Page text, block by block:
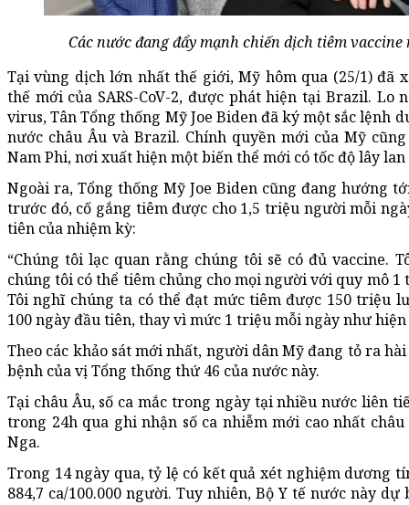
Các nước đang đẩy mạnh chiến dịch tiêm
Tại vùng dịch lớn nhất thế giới, Mỹ hôm qua (25/1) đã
thế mới của SARS-CoV-2, được phát hiện tại Brazil.
virus, Tân Tổng thống Mỹ Joe Biden đã ký một sắc lệnh
nước châu Âu và Brazil. Chính quyền mới của Mỹ
Nam Phi, nơi xuất hiện một biến thể mới có tốc độ lây
Ngoài ra, Tổng thống Mỹ Joe Biden cũng đang hướng
trước đó, cố gắng tiêm được cho 1,5 triệu người mỗi
tiên của nhiệm kỳ:
“Chúng tôi lạc quan rằng chúng tôi sẽ có đủ
chúng tôi có thể tiêm chủng cho mọi người với quy mô
Tôi nghĩ chúng ta có thể đạt mức tiêm được 150 triệu
100 ngày đầu tiên, thay vì mức 1 triệu mỗi ngày như hiện
Theo các khảo sát mới nhất, người dân Mỹ đang tỏ ra
bệnh của vị Tổng thống thứ 46 của nước này.
Tại châu Âu, số ca mắc trong ngày tại nhiều nước liên
trong 24h qua ghi nhận số ca nhiễm mới cao nhất
Nga.
Trong 14 ngày qua, tỷ lệ có kết quả xét nghiệm dương
884,7 ca/100.000 người. Tuy nhiên, Bộ Y tế nước này